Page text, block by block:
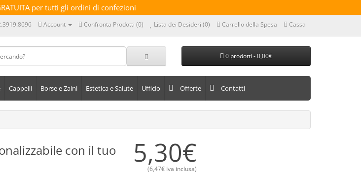
per tutti gli ordini di confezioni
Account Confronta Prodotti (0) Lista dei Desideri (0) Carrello della Spesa Cassa
0 prodotti - 0,00€
Cappelli Borse e Zaini Estetica e Salute Ufficio Offerte Contatti
con il tuo 5,30€
(6,47€ Iva inclusa)